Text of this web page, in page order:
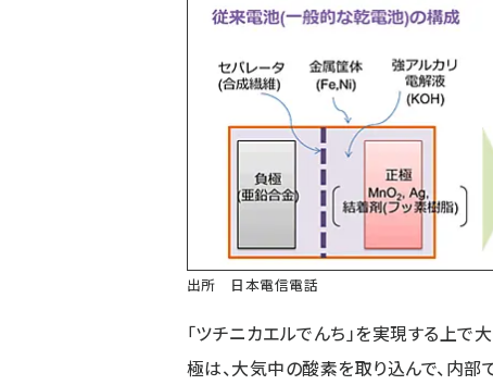
出所 日本電信電話
「ツチニカエルでんち」を実現する上で
極は、大気中の酸素を取り込んで、内